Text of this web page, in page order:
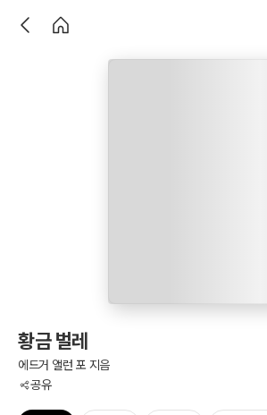
황금 벌레
에드거 앨런 포 지음
공유